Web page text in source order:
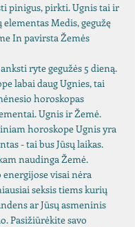
pinigus, pirkti. Ugnis tai ir
Medis, gegužę
In pavirsta Žemės
ryte gegužės 5 dieną.
labai daug Ugnies, tai
horoskopas
Ugnis ir Žemė.
horoskope Ugnis yra
- tai bus Jūsų laikas.
naudinga Žemė.
visai nėra
seksis tiems kurių
ar Jūsų asmeninis
Pasižiūrėkite savo